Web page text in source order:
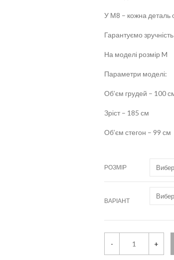
У М8 – кожна деталь
Гарантуємо
На моделі розмір M
Параметри моделі:
Об’єм грудей – 100
Зріст – 185 см
Об’єм стегон – 99 см
РОЗМІР
ВАРІАНТ
n
- +